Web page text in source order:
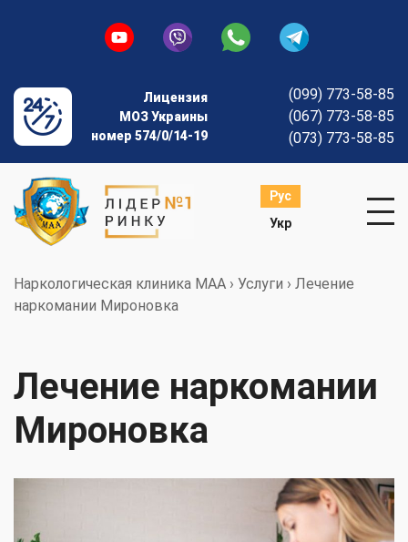
Лицензия
МОЗ Украины
номер 574/0/14-19
(099) 773-58-85
(067) 773-58-85
(073) 773-58-85
Рус
Укр
Наркологическая клиника МАА › Услуги › Лечение
наркомании Мироновка
Лечение наркомании
Мироновка